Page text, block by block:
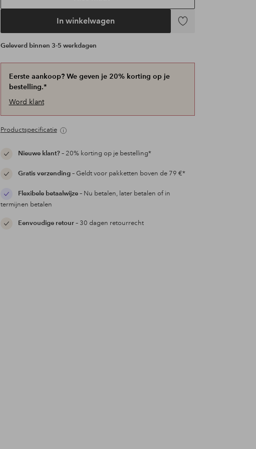
In winkelwagen
Toevoegen
Geleverd binnen 3-5 werkdagen
Eerste aankoop? We geven je 20% korting op je
bestelling.*
Word klant
Productspecificatie
Nieuwe klant?– 20% korting op je bestelling*
Gratis verzending– Geldt voor pakketten boven de 79 €*
Flexibele betaalwijze– Nu betalen, later betalen of in
termijnen betalen
Eenvoudige retour– 30 dagen retourrecht